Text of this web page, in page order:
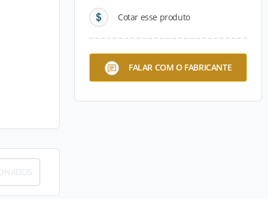
Cotar esse produto
FALAR COM O FABRICANTE